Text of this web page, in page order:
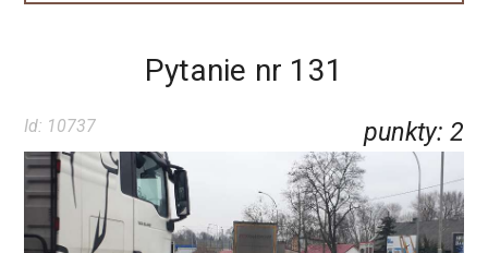
Pytanie nr 131
Id: 10737 punkty: 2